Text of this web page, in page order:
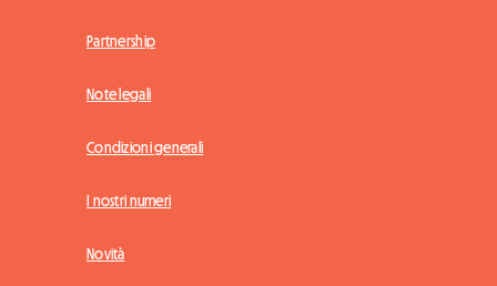
Partnership
Note legali
Condizioni generali
I nostri numeri
Novità